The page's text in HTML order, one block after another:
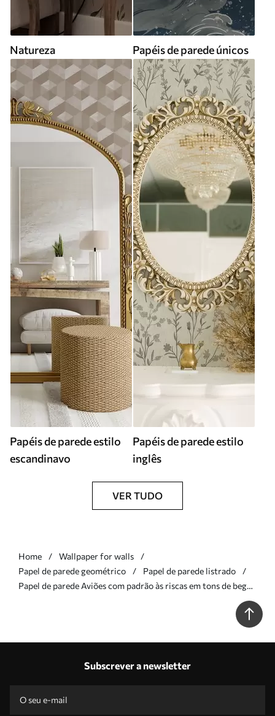
Natureza Papéis de parede únicos
Papéis de parede estilo
escandinavo
Papéis de parede estilo
inglês
VER TUDO
Home
Wallpaper for walls
Papel de parede geométrico
Papel de parede listrado
Papel de parede Aviões com padrão às riscas em tons de bege
Subscrever a newsletter